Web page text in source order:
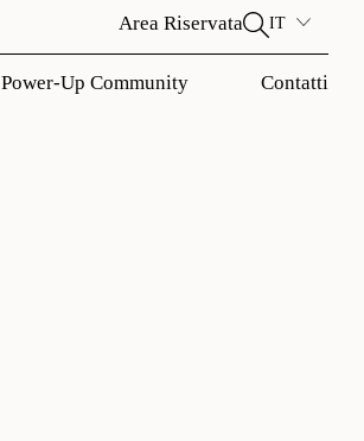
Area Riservata IT
Power-Up Community Contatti